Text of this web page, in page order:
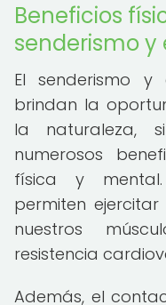
Beneficios
senderismo
El senderismo
brindan la
la naturaleza,
numerosos
física y
permiten
nuestros
resistencia
Además, el